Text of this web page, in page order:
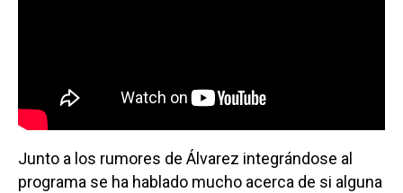
Junto a los rumores de Álvarez integrándose al
programa se ha hablado mucho acerca de si alguna